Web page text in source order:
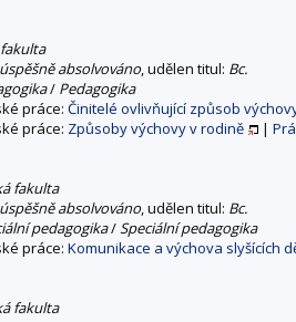
úspěšně absolvováno, udělen titul: Bc.
/ Pedagogika
práce: Činitelé ovlivňující způsob
práce: Způsoby výchovy v rodině |
fakulta
úspěšně absolvováno, udělen titul: Bc.
pedagogika/Speciální pedagogika
práce: Komunikace a výchova slyšících
fakulta